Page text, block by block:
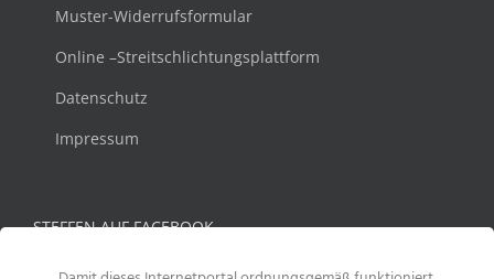
Muster-Widerrufsformular
Online –Streitschlichtungsplattform
Datenschutz
Impressum
STEFFEN AUF FACEBOOK